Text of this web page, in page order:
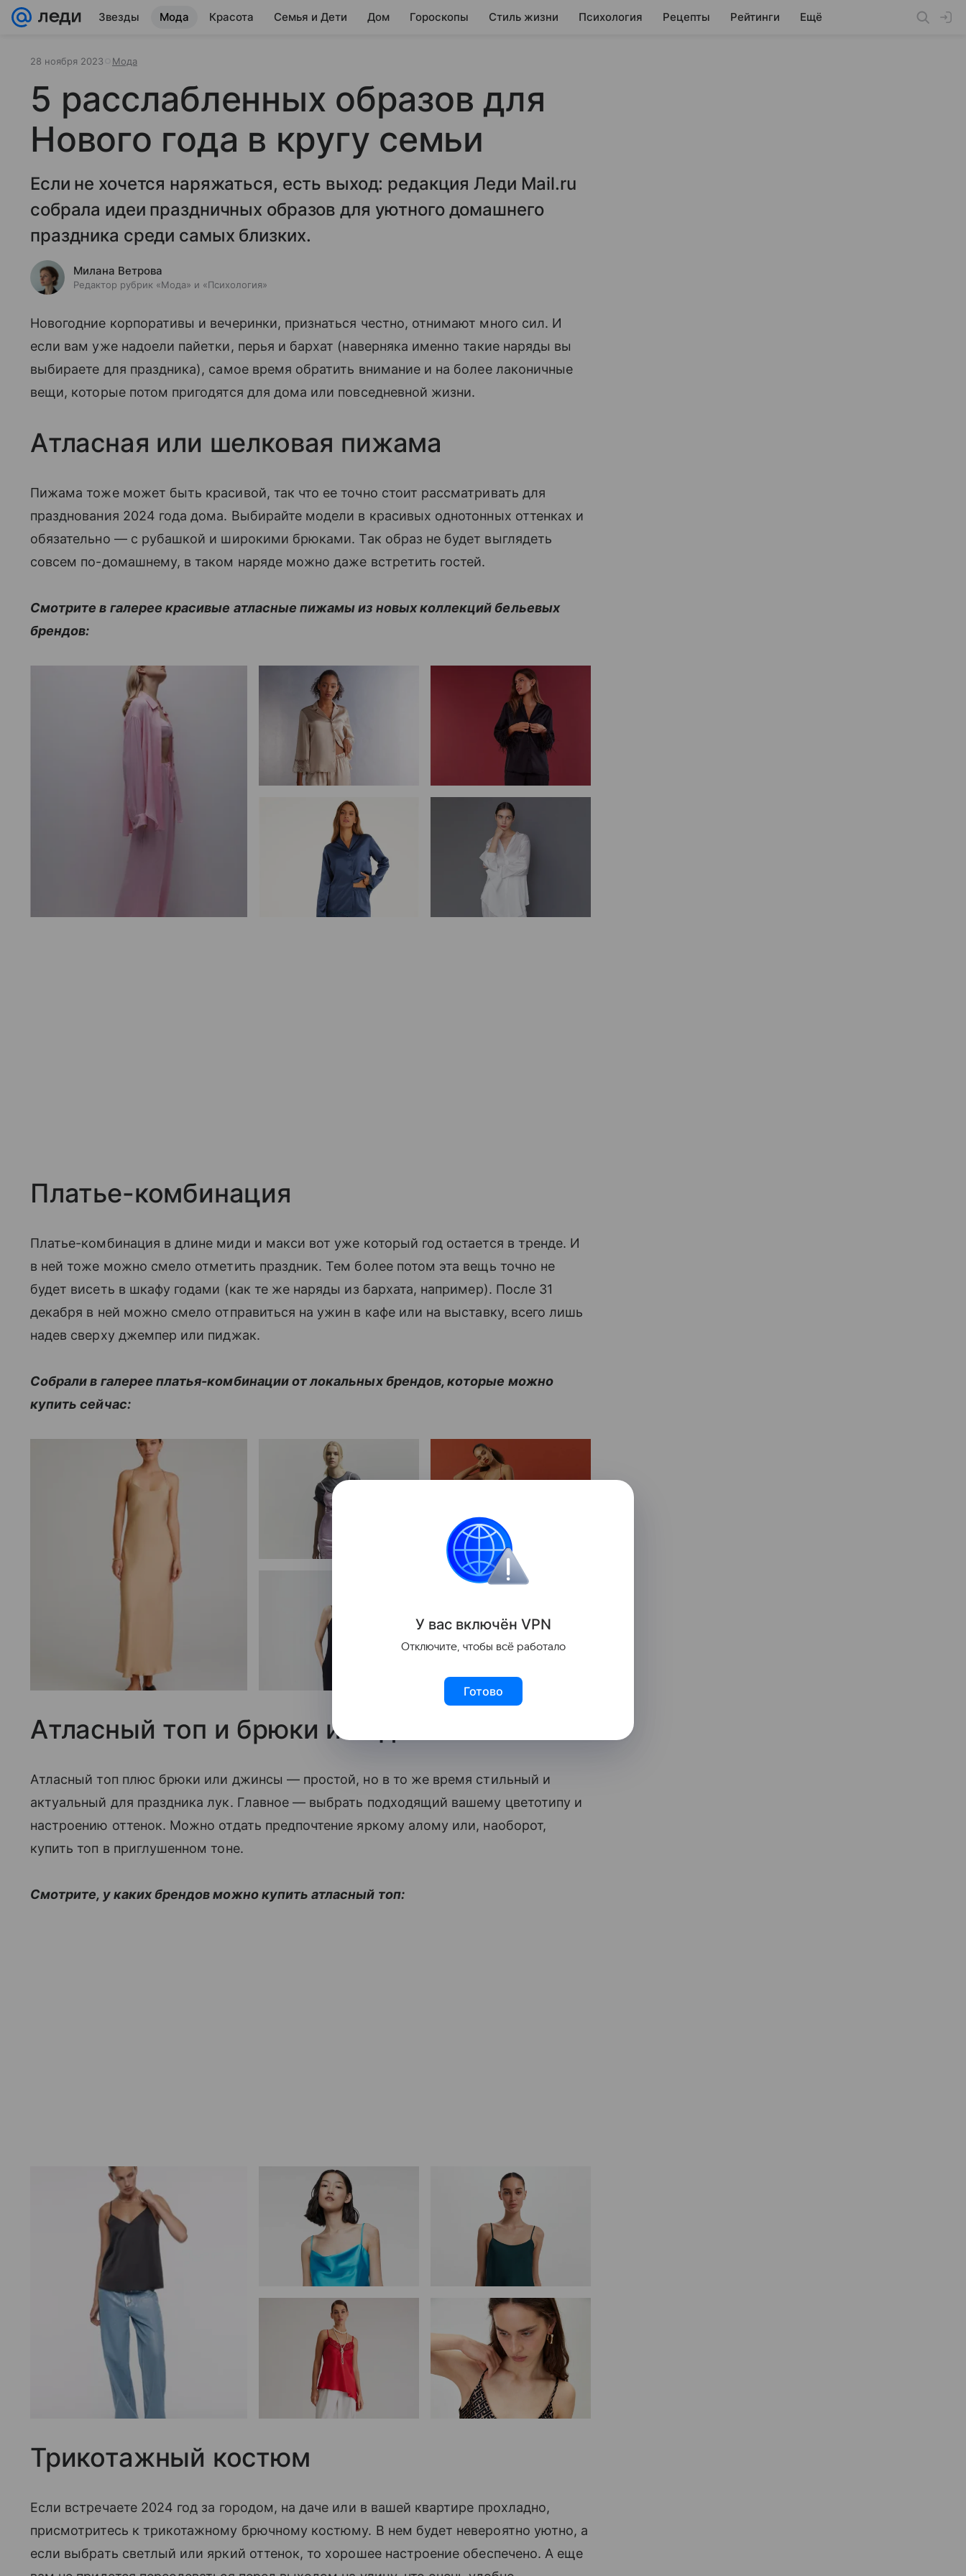
Звезды Мода Красота Семья и Дети Дом Гороскопы Стиль жизни Психология Рецепты Рейтинги Ещё
28 ноября 2023 Мода
5 расслабленных образов для
Нового года в кругу семьи
Если не хочется наряжаться, есть выход: редакция Леди Mail.ru
собрала идеи праздничных образов для уютного домашнего
праздника среди самых близких.
Милана Ветрова
Редактор рубрик «Мода» и «Психология»
Новогодние корпоративы и вечеринки, признаться честно, отнимают много сил. И
если вам уже надоели пайетки, перья и бархат (наверняка именно такие наряды вы
выбираете для праздника), самое время обратить внимание и на более лаконичные
вещи, которые потом пригодятся для дома или повседневной жизни.
Атласная или шелковая пижама
Пижама тоже может быть красивой, так что ее точно стоит рассматривать для
празднования 2024 года дома. Выбирайте модели в красивых однотонных оттенках и
обязательно —с рубашкой и широкими брюками. Так образ не будет выглядеть
совсем по-домашнему, в таком наряде можно даже встретить гостей.
Смотрите в галерее красивые атласные пижамы из новых коллекций бельевых
брендов:
Платье-комбинация
Платье-комбинация в длине миди и макси вот уже который год остается в тренде. И
в ней тоже можно смело отметить праздник. Тем более потом эта вещь точно не
будет висеть в шкафу годами (как те же наряды из бархата, например). После 31
декабря в ней можно смело отправиться на ужин в кафе или на выставку, всего лишь
надев сверху джемпер или пиджак.
Собрали в галерее платья-комбинации от локальных брендов, которые можно
купить сейчас:
Атласный топ и брюки или джинсы
Атласный топ плюс брюки или джинсы — простой, но в то же время стильный и
актуальный для праздника лук. Главное — выбрать подходящий вашему цветотипу и
настроению оттенок. Можно отдать предпочтение яркому алому или, наоборот,
купить топ в приглушенном тоне.
Смотрите, у каких брендов можно купить атласный топ:
Трикотажный костюм
Если встречаете 2024 год за городом, на даче или в вашей квартире прохладно,
присмотритесь к трикотажному брючному костюму. В нем будет невероятно уютно, а
если выбрать светлый или яркий оттенок, то хорошее настроение обеспечено. А еще
У вас включён VPN
Отключите, чтобы всё работало
Готово